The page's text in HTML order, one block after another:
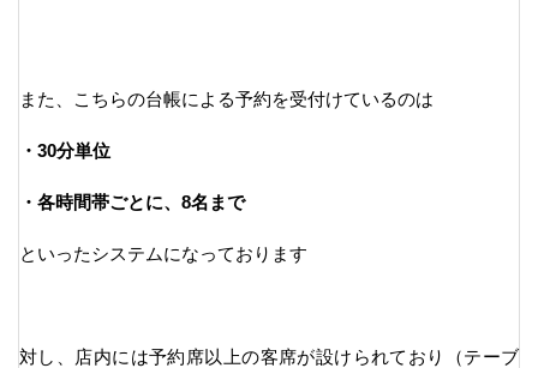
また、こちらの台帳による予約を受付けているのは
・30分単位
・各時間帯ごとに、8名まで
といったシステムになっております
対し、店内には予約席以上の客席が設けられており（テーブ